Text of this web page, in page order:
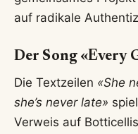
auf radikale
Der Song «Every
Die Textzeilen «She
she’s never late»
Verweis auf